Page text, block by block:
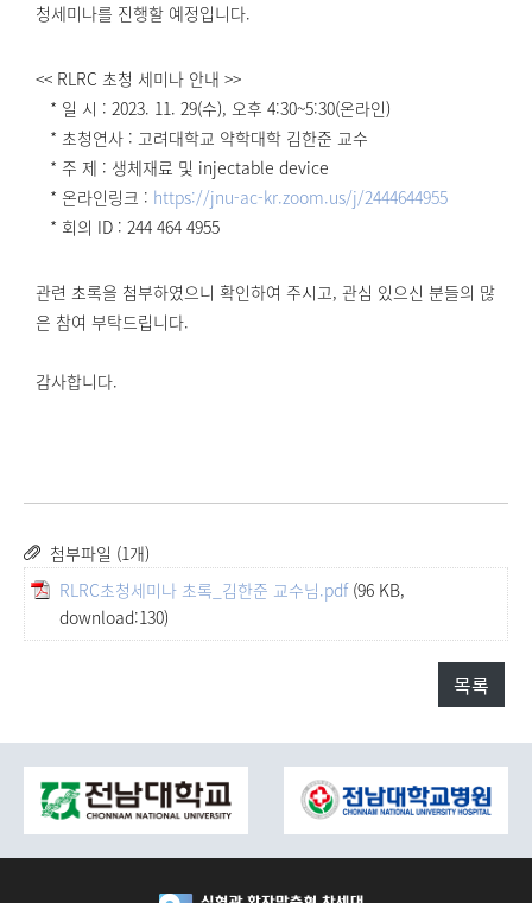
청세미나를 진행할 예정입니다.
<< RLRC 초청 세미나 안내 >>
* 일 시 : 2023. 11. 29(수), 오후 4:30~5:30(온라인)
* 초청연사 : 고려대학교 약학대학 김한준 교수
* 주 제 : 생체재료 및 injectable device
* 온라인링크 : https://jnu-ac-kr.zoom.us/j/2444644955
* 회의 ID : 244 464 4955
관련 초록을 첨부하였으니 확인하여 주시고, 관심 있으신 분들의 많
은 참여 부탁드립니다.
감사합니다.
첨부파일 (1개)
RLRC초청세미나 초록_김한준 교수님.pdf (96 KB,
download:130)
목록